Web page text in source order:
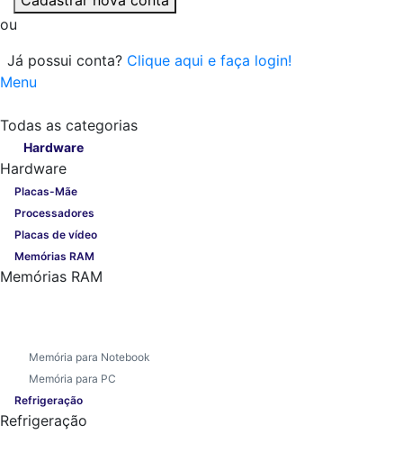
ou
Já possui conta? Clique aqui e faça login!
Menu
Todas as categorias
Hardware
Hardware
Placas-Mãe
Processadores
Placas de vídeo
Memórias RAM
Memórias RAM
Memória para Notebook
Memória para PC
Refrigeração
Refrigeração